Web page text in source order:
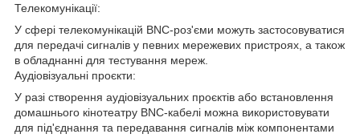
Телекомунікації:
У сфері телекомунікацій BNC-роз'єми можуть застосовуватися
для передачі сигналів у певних мережевих пристроях, а також
в обладнанні для тестування мереж.
Аудіовізуальні проєкти:
У разі створення аудіовізуальних проєктів або встановлення
домашнього кінотеатру BNC-кабелі можна використовувати
для під'єднання та передавання сигналів між компонентами